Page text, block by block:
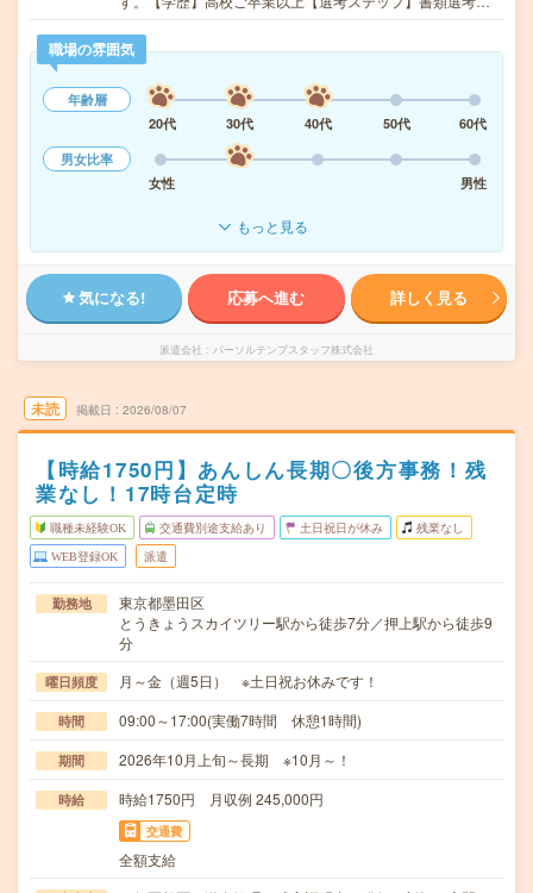
職場の雰囲気
年齢層
20代
30代 40代 50代
60代
男女比率
女性
男性
もっと見る
気になる! 応募へ進む 詳しく見る
派遣会社 パーソルテンプスタッフ株式会社
未読 掲載日 2026/08/07
【時給1750円】あんしん長期〇後方事務！残
業なし！17時台定時
職種未経験OK 交通費別途支給あり 土日祝日が休み 残業なし
WEB登録OK 派遣
勤務地
東京都墨田区
とうきょうスカイツリー駅から徒歩7分／押上駅から徒歩9
分
曜日頻度 月～金（週5日） ※土日祝お休みです！
時間 09:00～17:00(実働7時間 休憩1時間)
期間 2026年10月上旬～長期 ※10月～！
時給 時給1750円 月収例 245,000円
交通費
全額支給